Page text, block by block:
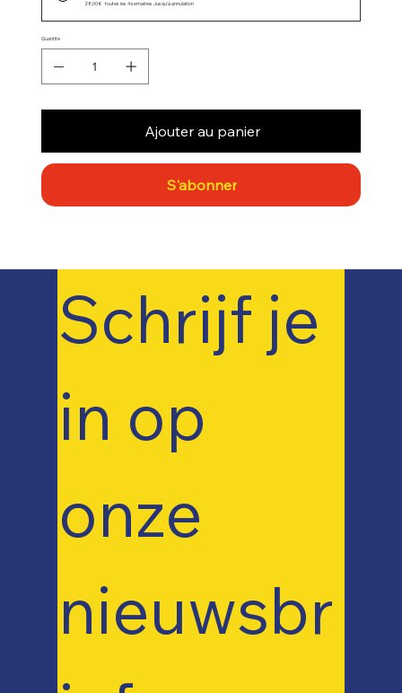
28,00 €
toutes les 4 semaines Jusqu'à annulation
Quantité
Ajouter au panier
S'abonner
Schrijf je
in op
onze
nieuwsbr